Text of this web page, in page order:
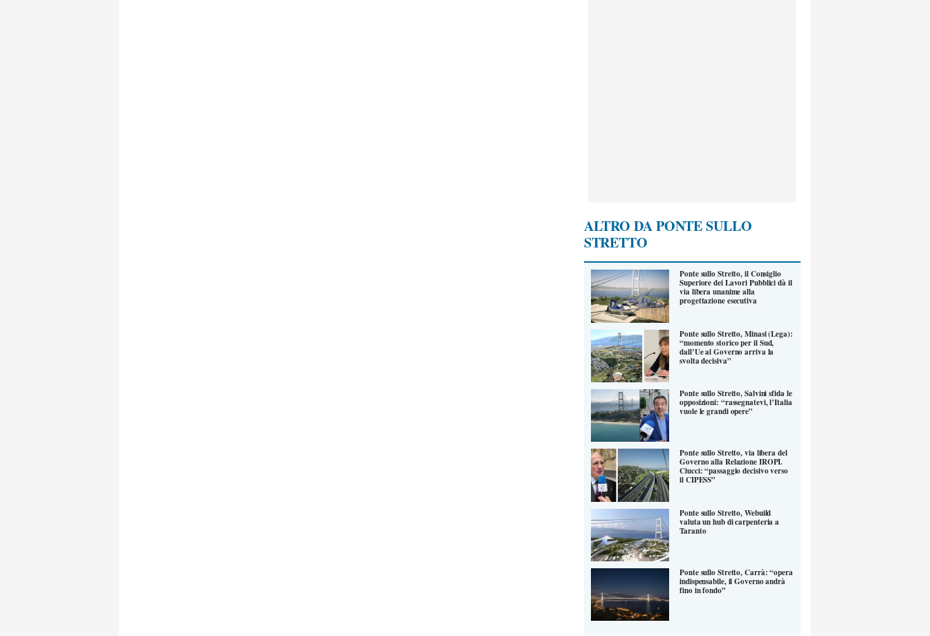
ALTRO DA PONTE SULLO
STRETTO
Ponte sullo Stretto, il Consiglio
Superiore dei Lavori Pubblici dà il
via libera unanime alla
progettazione esecutiva
Ponte sullo Stretto, Minasi (Lega):
“momento storico per il Sud,
dall’Ue al Governo arriva la
svolta decisiva”
Ponte sullo Stretto, Salvini sfida le
opposizioni: “rassegnatevi, l’Italia
vuole le grandi opere”
Ponte sullo Stretto, via libera del
Governo alla Relazione IROPI.
Ciucci: “passaggio decisivo verso
il CIPESS”
Ponte sullo Stretto, Webuild
valuta un hub di carpenteria a
Taranto
Ponte sullo Stretto, Carrà: “opera
indispensabile, il Governo andrà
fino in fondo”